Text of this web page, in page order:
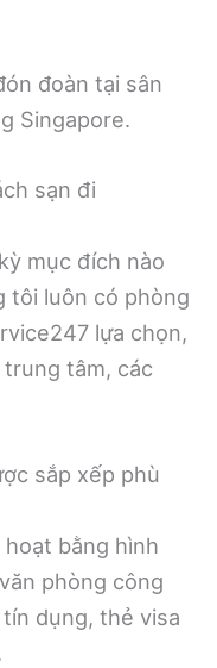
đoàn tại sân
Singapore.
sạn đi
mục đích nào
tôi luôn có phòng
lựa chọn,
tâm, các
sắp xếp phù
bằng hình
phòng công
dụng, thẻ visa